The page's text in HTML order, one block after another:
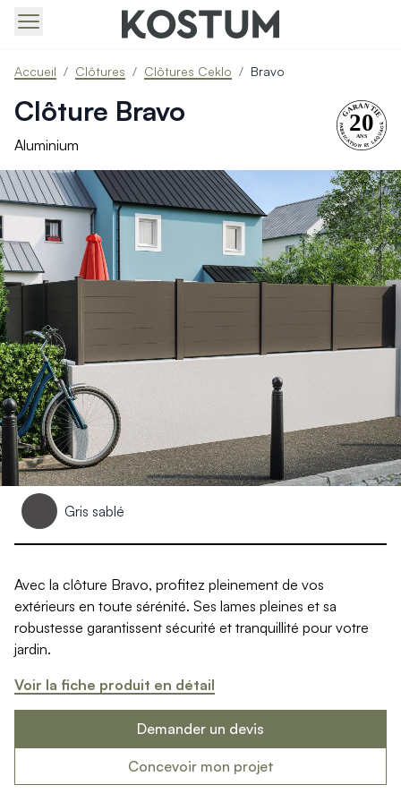
Produits > Portails > Portails contemporains
Produits > Portails > Portails traditionnels
Produits > Portails > Portails architectes
Produits > Portails > Portails avec décors
Produits > Portails > Portails économiques
Produits > Portails > Motorisation Portail
Produits > Portails > Les ouvertures spéciales
Produits > Portillons > Tous nos portillons
Produits > Portillons > Portillons contemporains
Produits > Portillons > Portillons traditionnels
Produits > Portillons > Portillons architectes
Produits > Portillons > Portillons décoratifs
Produits > Portillons > Motorisation Portillon
Produits > Portillons > Ouvertures Spéciales
Produits > Clôtures > Toutes nos clôtures
Produits > Clôtures > Clôtures contemporaines
Produits > Clôtures > Clôtures traditionnelles
Produits > Clôtures > Clôtures architectes
Produits > Clôtures > Clôtures décoratives
Produits > Clôtures > Claustras
Produits > Garde-corps et rambardes > Tous nos garde-
Produits > Garde-corps et rambardes > Garde-corps à
Produits > Garde-corps et rambardes > Clôtures
Produits > Garde-corps et rambardes > Aides à la montée
Produits > Garde-corps et rambardes > Séparatifs de
Produits > Pergolas > Pergolas
Produits > Pergolas > Guide de choix
Produits > Carports > Guide de choix
Produits > Porche d'entrée > Porche d'entrée
Produits > Cuisine extérieure > Cuisine extérieure
Produits > Habillages extérieur aluminium > Tous nos
Accueil / Clôtures / Clôtures Ceklo / Bravo
Clôture Bravo
Aluminium
Gris sablé
Avec la clôture Bravo, profitez pleinement de vos
extérieurs en toute sérénité. Ses lames pleines et sa
robustesse garantissent sécurité et tranquillité pour votre
jardin.
Voir la fiche produit en détail
Demander un devis
Concevoir mon projet